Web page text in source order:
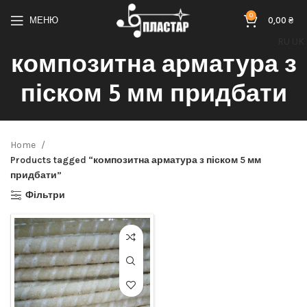
МЕНЮ 0 0,00₴
композитна арматура з
піском 5 мм придбати
Home
Products tagged “композитна арматура з піском 5 мм
придбати”
Фільтри